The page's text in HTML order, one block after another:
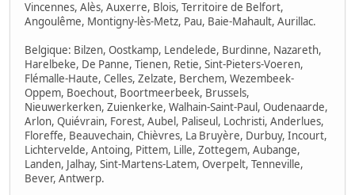
Vincennes, Alès, Auxerre, Blois, Territoire de Belfort,
Angoulême, Montigny-lès-Metz, Pau, Baie-Mahault, Aurillac.
Belgique: Bilzen, Oostkamp, Lendelede, Burdinne, Nazareth,
Harelbeke, De Panne, Tienen, Retie, Sint-Pieters-Voeren,
Flémalle-Haute, Celles, Zelzate, Berchem, Wezembeek-
Oppem, Boechout, Boortmeerbeek, Brussels,
Nieuwerkerken, Zuienkerke, Walhain-Saint-Paul, Oudenaarde,
Arlon, Quiévrain, Forest, Aubel, Paliseul, Lochristi, Anderlues,
Floreffe, Beauvechain, Chièvres, La Bruyère, Durbuy, Incourt,
Lichtervelde, Antoing, Pittem, Lille, Zottegem, Aubange,
Landen, Jalhay, Sint-Martens-Latem, Overpelt, Tenneville,
Bever, Antwerp.